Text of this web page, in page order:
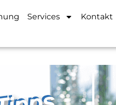
Services
Kontakt